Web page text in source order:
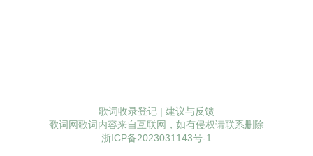
歌词收录登记 | 建议与反馈
歌词网歌词内容来自互联网，如有侵权请联系删除
浙ICP备2023031143号-1